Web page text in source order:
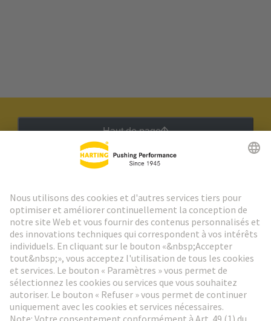
Haut de page
Aller à l'inscription
Social Media